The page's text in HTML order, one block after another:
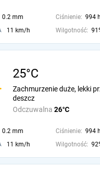
0.2 mm Ciśnienie: 994
11 km/h Wilgotność:
25°C
Odczuwalna 26°C
Zachmurzenie duże, lekki
deszcz
0.2 mm Ciśnienie: 994
11 km/h Wilgotność: